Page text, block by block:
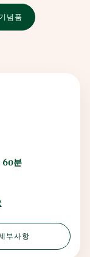
기념품
60분
부사항